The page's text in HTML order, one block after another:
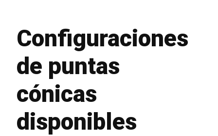
Configuraciones
de puntas
cónicas
disponibles